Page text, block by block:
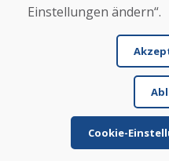
© DOMIVOSPORT
Einstellungen ändern“.
Cookie-